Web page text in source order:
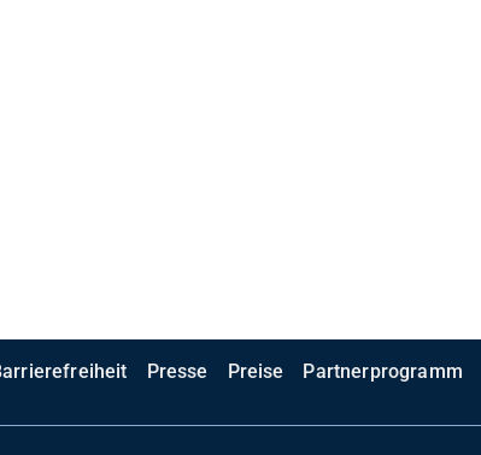
Presse Preise Partnerprogramm